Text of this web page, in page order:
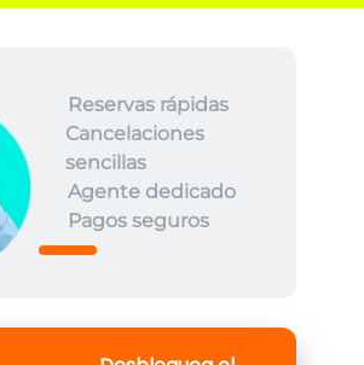
Reservas rápidas
Cancelaciones
sencillas
Agente dedicado
Pagos seguros